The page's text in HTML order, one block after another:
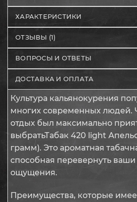
ХАРАКТЕРИСТИКИ
ОТЗЫВЫ (1)
ВОПРОСЫ И ОТВЕТЫ
ДОСТАВКА И ОПЛАТА
Культура кальянокурения
многих современных
отдых был максимально
выбратьТабак 420 light
грамм). Это ароматная
способная перевернуть
ощущения.
Преимущества, которые